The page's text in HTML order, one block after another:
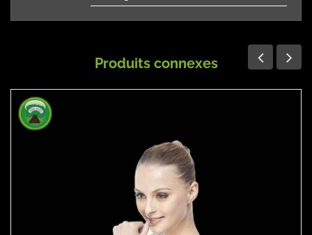
Produits connexes